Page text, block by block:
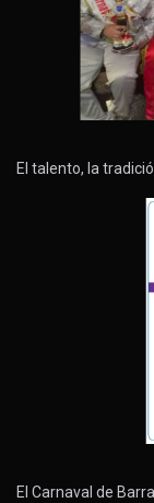
El talento, la
El Carnaval de